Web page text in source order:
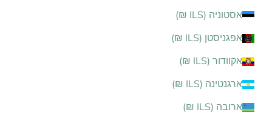
אסטוניה (ILS ₪)
אפגניסטן (ILS ₪)
אקוודור (ILS ₪)
ארגנטינה (ILS ₪)
ארובה (ILS ₪)